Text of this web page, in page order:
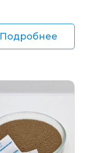
Подробнее